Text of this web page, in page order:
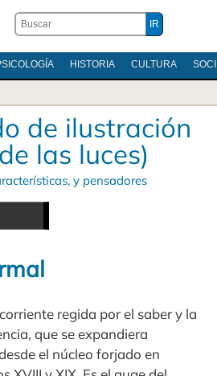
HISTORIA CULTURA
de ilustración
las luces)
y pensadores
regida por el saber y la
que se expandiera
el núcleo forjado en